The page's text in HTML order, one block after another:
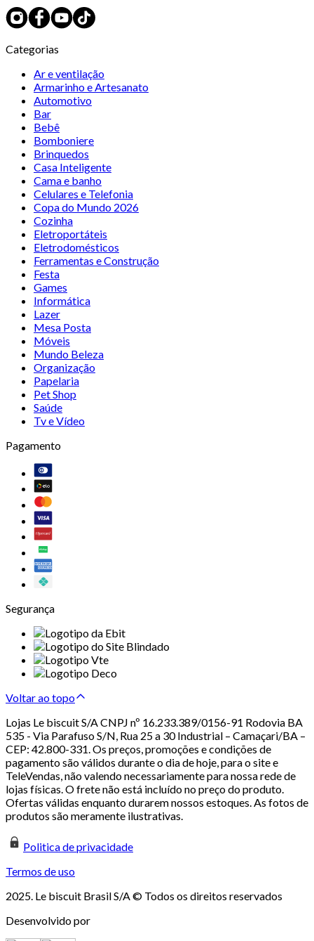
Categorias
Ar e ventilação
Armarinho e Artesanato
Automotivo
Bar
Bebê
Bomboniere
Brinquedos
Casa Inteligente
Cama e banho
Celulares e Telefonia
Copa do Mundo 2026
Cozinha
Eletroportáteis
Eletrodomésticos
Ferramentas e Construção
Festa
Games
Informática
Lazer
Mesa Posta
Móveis
Mundo Beleza
Organização
Papelaria
Pet Shop
Saúde
Tv e Vídeo
Pagamento
Segurança
Voltar ao topo
Lojas Le biscuit S/A CNPJ nº 16.233.389/0156-91 Rodovia BA
535 - Via Parafuso S/N, Rua 25 a 30 Industrial – Camaçari/BA –
CEP: 42.800-331. Os preços, promoções e condições de
pagamento são válidos durante o dia de hoje, para o site e
TeleVendas, não valendo necessariamente para nossa rede de
lojas físicas. O frete não está incluído no preço do produto.
Ofertas válidas enquanto durarem nossos estoques. As fotos de
produtos são meramente ilustrativas.
Politica de privacidade
Termos de uso
2025. Le biscuit Brasil S/A © Todos os direitos reservados
Desenvolvido por